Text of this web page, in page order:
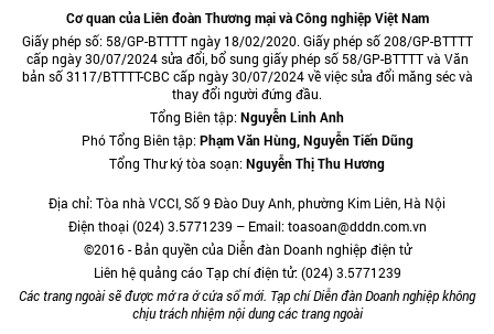
Cơ quan của Liên đoàn Thương mại và Công nghiệp Việt Nam
Giấy phép số: 58/GP-BTTTT ngày 18/02/2020. Giấy phép số 208/GP-BTTTT
cấp ngày 30/07/2024 sửa đổi, bổ sung giấy phép số 58/GP-BTTTT và Văn
bản số 3117/BTTTT-CBC cấp ngày 30/07/2024 về việc sửa đổi măng séc và
thay đổi người đứng đầu.
Tổng Biên tập:Nguyễn Linh Anh
Phó Tổng Biên tập:Phạm Văn Hùng, Nguyễn Tiến Dũng
Tổng Thư ký tòa soạn:Nguyễn Thị Thu Hương
Địa chỉ: Tòa nhà VCCI, Số 9 Đào Duy Anh, phường Kim Liên, Hà Nội
Điện thoại (024) 3.5771239 – Email: toasoan@dddn.com.vn
©2016 - Bản quyền của Diễn đàn Doanh nghiệp điện tử
Liên hệ quảng cáo Tạp chí điện tử: (024) 3.5771239
Các trang ngoài sẽ được mở ra ở cửa sổ mới. Tạp chí Diễn đàn Doanh nghiệp không
chịu trách nhiệm nội dung các trang ngoài